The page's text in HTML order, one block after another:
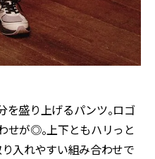
盛り上げるパンツ。ロゴ
せが◎。上下ともハリっと
入れやすい組み合わせで